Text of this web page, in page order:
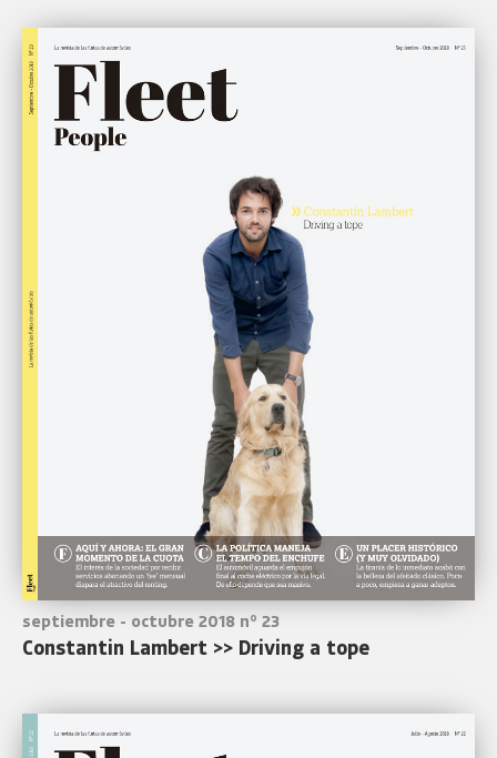
septiembre - octubre 2018 nº 23
Constantin Lambert >> Driving a tope